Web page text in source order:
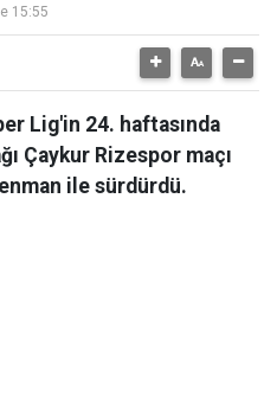
15:55
Lig'in 24. haftasında
Çaykur Rizespor maçı
ile sürdürdü.